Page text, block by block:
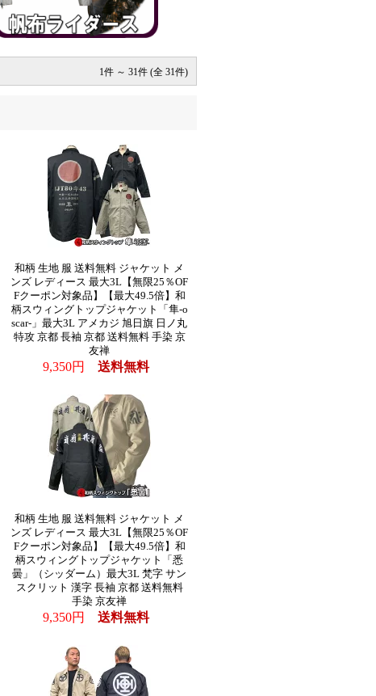
1件 ～ 31件 (全 31件)
和柄 生地 服 送料無料 ジャケット メ
ンズ レディース 最大3L【無限25％OF
Fクーポン対象品】【最大49.5倍】和
柄スウィングトップジャケット「隼-o
scar-」最大3L アメカジ 旭日旗 日ノ丸
特攻 京都 長袖 京都 送料無料 手染 京
友禅
9,350円 送料無料
和柄 生地 服 送料無料 ジャケット メ
ンズ レディース 最大3L【無限25％OF
Fクーポン対象品】【最大49.5倍】和
柄スウィングトップジャケット「悉
曇」（シッダーム）最大3L 梵字 サン
スクリット 漢字 長袖 京都 送料無料
手染 京友禅
9,350円 送料無料